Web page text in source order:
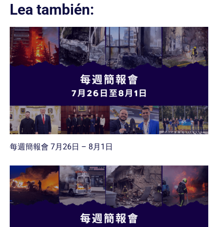
Lea también:
每週簡報會 7月26日 – 8月1日